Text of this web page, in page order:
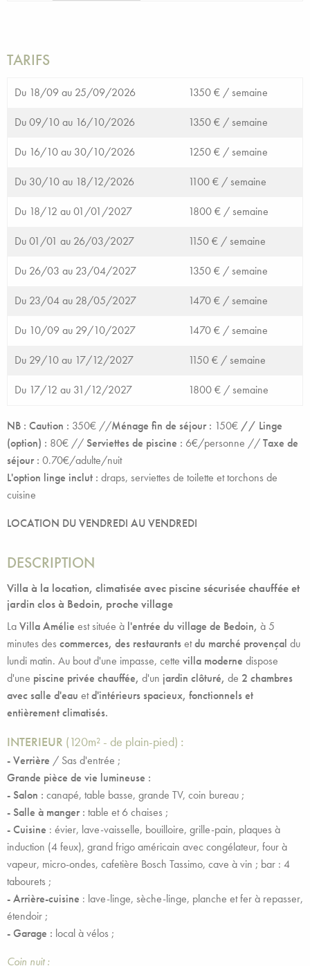
TARIFS
Du 18/09 au 25/09/2026 1350 € /semaine
Du 09/10 au 16/10/2026 1350 € /semaine
Du 16/10 au 30/10/2026 1250 € /semaine
Du 30/10 au 18/12/2026 1100 € /semaine
Du 18/12 au 01/01/2027 1800 € /semaine
Du 01/01 au 26/03/2027 1150 € /semaine
Du 26/03 au 23/04/2027 1350 € /semaine
Du 23/04 au 28/05/2027 1470 € /semaine
Du 10/09 au 29/10/2027 1470 € /semaine
Du 29/10 au 17/12/2027 1150 € /semaine
Du 17/12 au 31/12/2027 1800 € /semaine
NB : Caution : 350€ //Ménage fin de séjour : 150€ // Linge
(option) : 80€ //Serviettes de piscine : 6€/personne //Taxe de
séjour : 0.70€/adulte/nuit
L'option linge inclut : draps, serviettes de toilette et torchons de
cuisine
LOCATION DU VENDREDI AU VENDREDI
DESCRIPTION
Villa à la location, climatisée avec piscine sécurisée chauffée et
jardin clos à Bedoin, proche village
LaVilla Amélie est située à l'entrée du village de Bedoin, à 5
minutes des commerces, des restaurantsetdu marché provençal du
lundi matin. Au bout d'une impasse, cette villa moderne dispose
d'une piscine privée chauffée, d'un jardin clôturé, de 2 chambres
avec salle d'eau etd'intérieurs spacieux, fonctionnels et
entièrement climatisés.
INTERIEUR (120m² - de plain-pied) :
-Verrière / Sas d'entrée ;
Grande pièce de vie lumineuse :
- Salon : canapé, table basse, grande TV, coin bureau ;
- Salle à manger : table et 6 chaises ;
-Cuisine : évier, lave-vaisselle, bouilloire, grille-pain, plaques à
induction (4 feux), grand frigo américain avec congélateur, four à
vapeur, micro-ondes, cafetière Bosch Tassimo, cave à vin ; bar : 4
tabourets ;
-Arrière-cuisine : lave-linge, sèche-linge, planche et fer à repasser,
étendoir ;
- Garage : local à vélos ;
Coin nuit :